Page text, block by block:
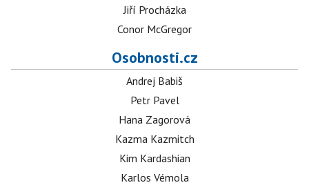
Jiří Procházka
Conor McGregor
Osobnosti.cz
Andrej Babiš
Petr Pavel
Hana Zagorová
Kazma Kazmitch
Kim Kardashian
Karlos Vémola